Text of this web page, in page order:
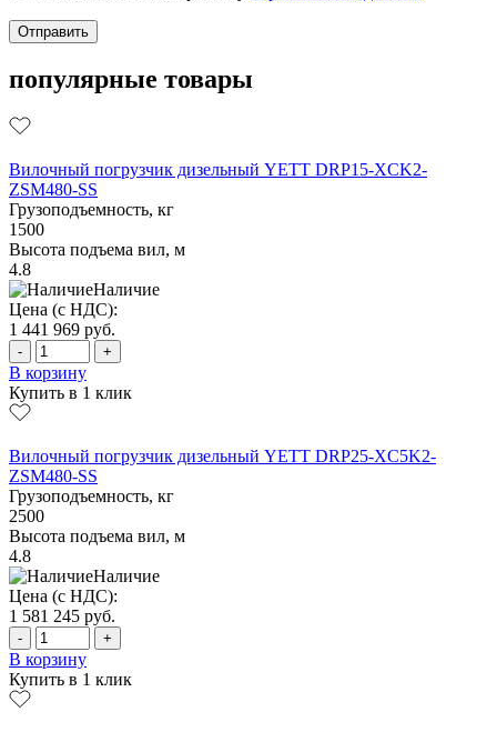
популярные товары
Вилочный погрузчик дизельный YETT DRP15-XCK2-
ZSM480-SS
Грузоподъемность, кг
1500
Высота подъема вил, м
4.8
Наличие
Цена (с НДС):
1 441 969 руб.
- +
В корзину
Купить в 1 клик
Вилочный погрузчик дизельный YETT DRP25-XC5K2-
ZSM480-SS
Грузоподъемность, кг
2500
Высота подъема вил, м
4.8
Наличие
Цена (с НДС):
1 581 245 руб.
- +
В корзину
Купить в 1 клик